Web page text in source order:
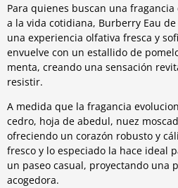
Para quienes buscan una
a la vida cotidiana, Burberry Eau
una experiencia olfativa fresca y
envuelve con un estallido de
menta, creando una sensación
resistir.
A medida que la fragancia
cedro, hoja de abedul, nuez
ofreciendo un corazón robusto y
fresco y lo especiado la hace ideal
un paseo casual, proyectando una
acogedora.